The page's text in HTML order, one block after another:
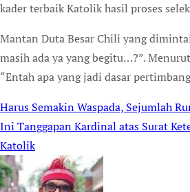
kader terbaik Katolik hasil proses
Mantan Duta Besar Chili yang
masih ada ya yang begitu…?”.
“Entah apa yang jadi dasar
Post
navigation
Harus Semakin Waspada, Sejumlah
Ini Tanggapan Kardinal atas Surat
Katolik